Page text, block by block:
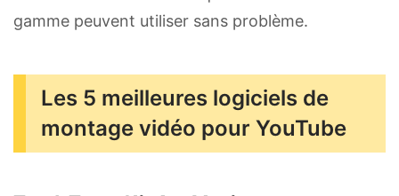
gamme peuvent utiliser sans problème.
Les 5 meilleures logiciels de
montage vidéo pour YouTube